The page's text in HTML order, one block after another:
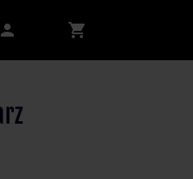
person shopping_cart